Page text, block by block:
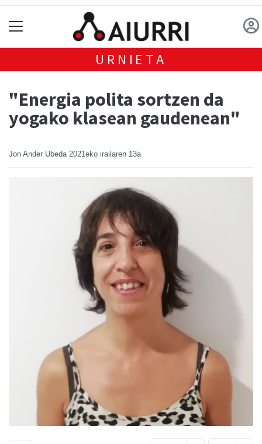
URNIETA
"Energia polita sortzen da
yogako klasean gaudenean"
Jon Ander Ubeda 2021eko irailaren 13a